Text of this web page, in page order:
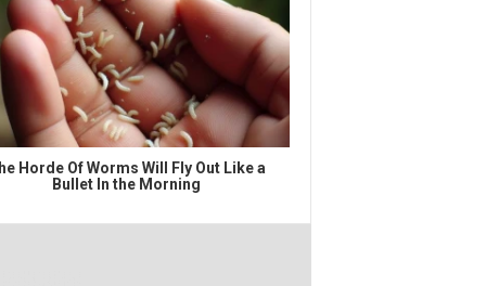
Horde Of Worms Will Fly Out Like a
Bullet In the Morning